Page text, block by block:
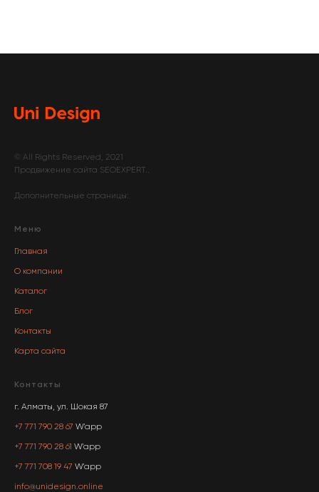
© All Rights Reserved, 2021
Продвижение сайта SEOEXPERT..
Дополнительные страницы:
Меню
Главная
О компании
Каталог
Блог
Контакты
Карта сайта
Контакты
г. Алматы, ул. Шокая 87
+7 771 790 28 67 W'app
+7 771 790 28 61 W'app
+7 771 708 19 47 W'app
info@unidesign.online